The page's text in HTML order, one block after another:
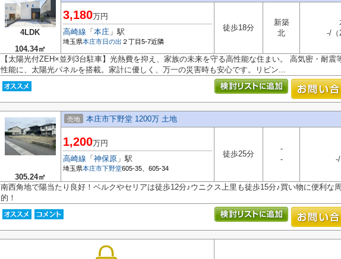
4LDK
104.34㎡
3,180万円
高崎線 「 本庄 」駅
埼玉県本庄市日の出 ２丁目5-7近隣
徒歩18分
新築
北
-/（
【太陽光付ZEH×並列3台駐車】光熱費を抑え、家族の未来を守る高性能な住まい。 高気密・耐震
性能に、太陽光パネルを搭載。家計に優しく、万一の災害時も安心です。リビン...
305.24㎡
売地 本庄市下野堂 1200万 土地
1,200万円
高崎線 「 神保原 」駅
埼玉県本庄市下野堂605-35、605-34
徒歩25分
-
-
-/
南西角地で陽当たり良好！ベルクやセリアは徒歩12分♪ウニクス上里も徒歩15分♪買い物に便利な
的！